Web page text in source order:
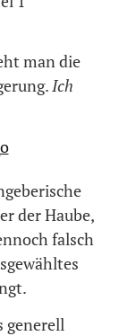
man die
Ich
der Haube,
falsch
generell